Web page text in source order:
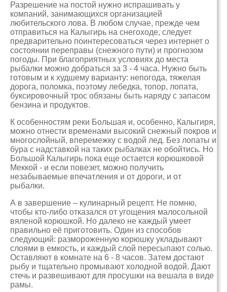
Разрешение на постой нужно испрашивать у
компаний, занимающихся организацией
любительского лова. В любом случае, прежде чем
отправиться на Калыгирь на снегоходе, следует
предварительно поинтересоваться через интернет о
состоянии переправы (снежного пути) и прогнозом
погоды. При благоприятных условиях до места
рыбалки можно добраться за 3 - 4 часа. Нужно быть
готовым и к худшему варианту: непогода, тяжелая
дорога, поломка, поэтому лебедка, топор, лопата,
буксировочный трос обязаны быть наряду с запасом
бензина и продуктов.
К особенностям реки Большая и, особенно, Калыгиря,
можно отнести временами высокий снежный покров и
многослойный, вперемежку с водой лед. Без лопаты и
бура с надставкой на таких рыбалках не обойтись. Но
Большой Калыгирь пока еще остается корюшковой
Меккой - и если повезет, можно получить
незабываемые впечатления и от дороги, и от
рыбалки.
А в завершение – кулинарный рецепт. Не помню,
чтобы кто-либо отказался от угощения малосольной
вяленой корюшкой. Но далеко не каждый умеет
правильно её приготовить. Один из способов
следующий: размороженную корюшку укладывают
слоями в емкость, и каждый слой пересыпают солью.
Оставляют в комнате на 6 - 8 часов. Затем достают
рыбу и тщательно промывают холодной водой. Дают
стечь и развешивают для просушки на вешала в виде
рамы.